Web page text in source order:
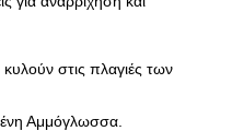
στις πλαγιές των
Αμμόγλωσσα.